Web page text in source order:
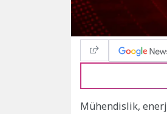
Mühendislik,